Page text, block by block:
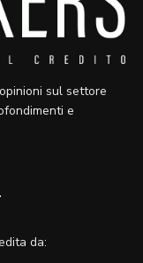
sul settore
e
da: